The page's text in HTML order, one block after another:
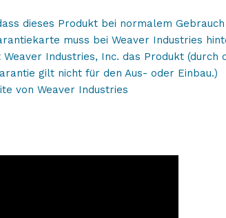
dieses Produkt bei normalem
muss bei Weaver Industries
Industries, Inc. das Produkt (durch
gilt nicht für den Aus- oder Einbau.)
von Weaver Industries